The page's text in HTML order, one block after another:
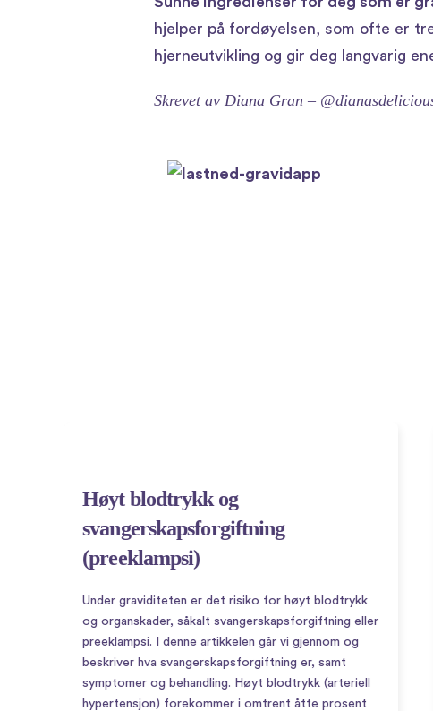
hjelper på fordøyelsen, som ofte er
hjerneutvikling og gir deg langvarig
Skrevet av Diana Gran –
Høyt blodtrykk og
svangerskapsforgiftning
(preeklampsi)
Under graviditeten er det risiko for høyt blodtrykk
og organskader, såkalt svangerskapsforgiftning eller
preeklampsi. I denne artikkelen går vi gjennom og
beskriver hva svangerskapsforgiftning er, samt
symptomer og behandling. Høyt blodtrykk (arteriell
hypertensjon) forekommer i omtrent åtte prosent